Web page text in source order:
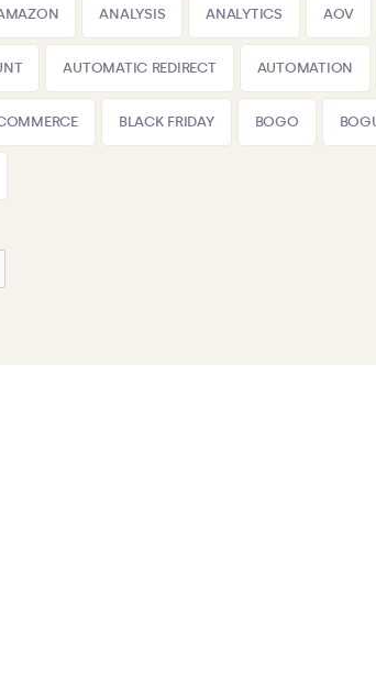
ANALYSIS ANALYTICS AOV
AUTOMATIC REDIRECT AUTOMATION
BLACK FRIDAY BOGO